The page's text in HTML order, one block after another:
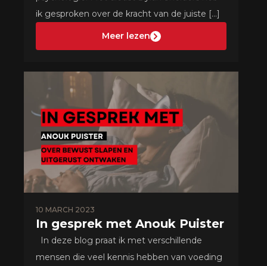
ik gesproken over de kracht van de juiste […]
Meer lezen
10 MARCH 2023
In gesprek met Anouk Puister
In deze blog praat ik met verschillende
mensen die veel kennis hebben van voeding